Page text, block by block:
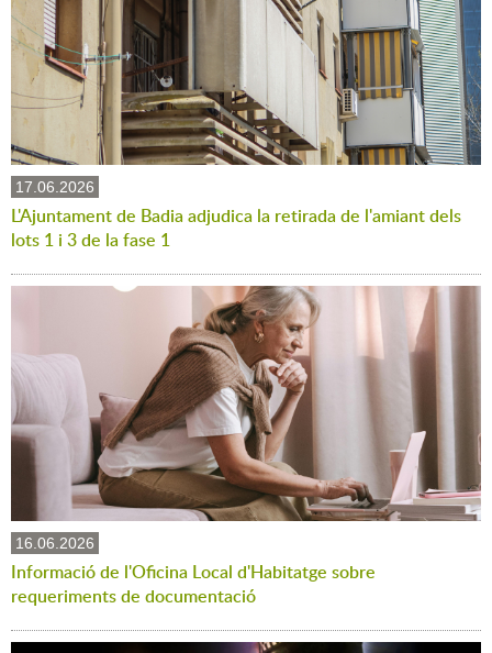
17.06.2026
L'Ajuntament de Badia adjudica la retirada de l'amiant dels
lots 1 i 3 de la fase 1
16.06.2026
Informació de l'Oficina Local d'Habitatge sobre
requeriments de documentació